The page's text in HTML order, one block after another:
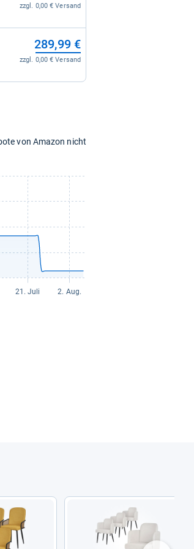
zzgl. 0,00 € Versand
289,99 €
zzgl. 0,00 € Versand
von Amazon nicht